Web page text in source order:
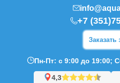
+7
Заказать
Пн-Пт: с 9:00 до 19:00;
4,3